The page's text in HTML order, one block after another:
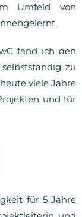
Umfeld von
fand ich den
zu
viele Jahre
und für
für 5 Jahre